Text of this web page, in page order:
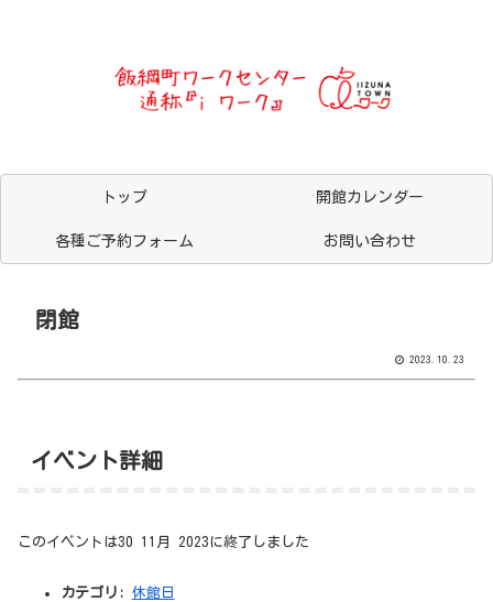
トップ 開館カレンダー
各種ご予約フォーム お問い合わせ
閉館
2023.10.23
イベント詳細
このイベントは30 11月 2023に終了しました
カテゴリ: 休館日